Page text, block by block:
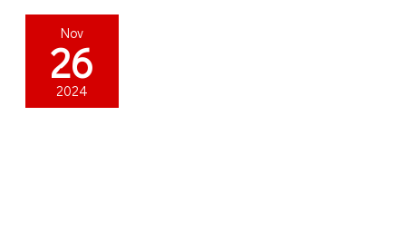
à
Genève
Tout
comprendre
Nov
26
2024